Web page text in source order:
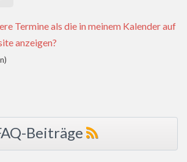
Termine als die in meinem Kalender auf
anzeigen?
Beiträge